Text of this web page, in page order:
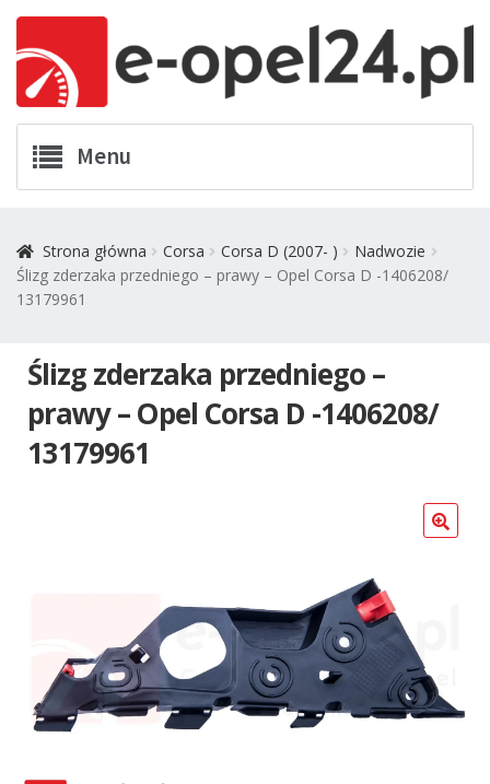
nawigacji
treści
Menu
Zamówienia
Koszyk
Promocje
Strona główna Corsa Corsa D (2007- )
Nadwozie
Ślizg zderzaka przedniego – prawy – Opel Corsa D -1406208/
13179961
Ślizg zderzaka przedniego –
prawy – Opel Corsa D -1406208/
13179961